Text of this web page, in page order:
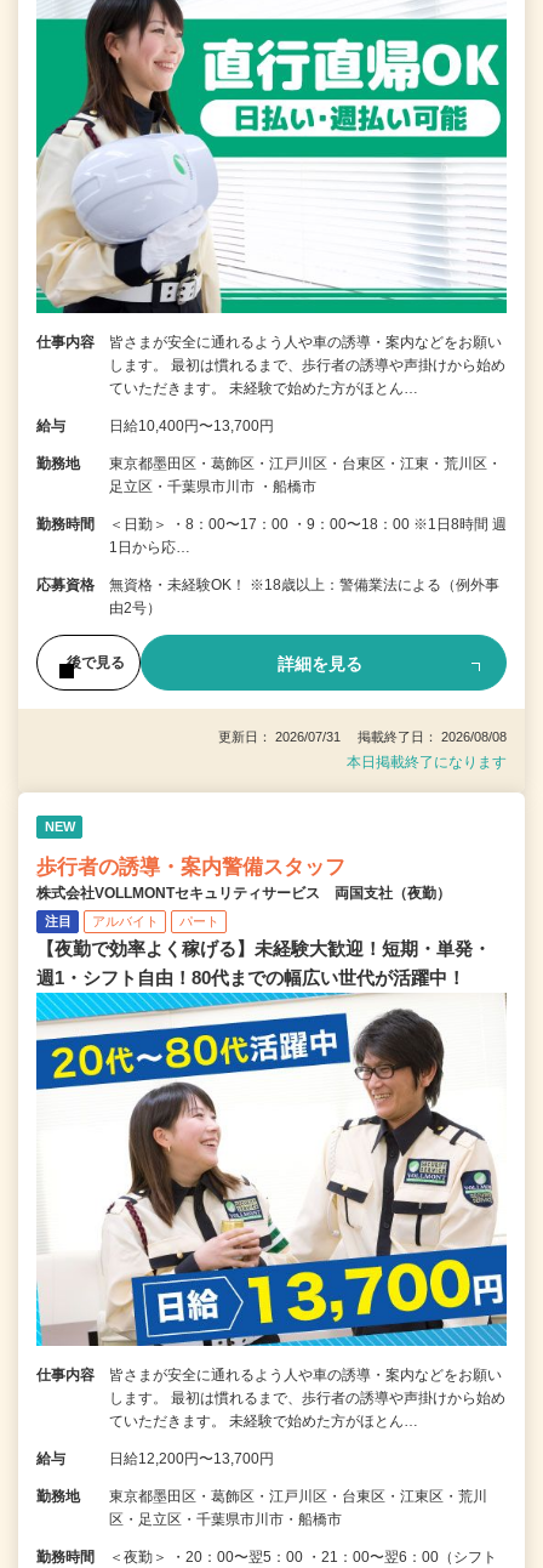
仕事内容
皆さまが安全に通れるよう人や車の誘導・案内などをお願い
します。 最初は慣れるまで、歩行者の誘導や声掛けから始め
ていただきます。 未経験で始めた方がほとん…
給与 日給10,400円〜13,700円
勤務地
東京都墨田区・葛飾区・江戸川区・台東区・江東・荒川区・
足立区・千葉県市川市 ・船橋市
勤務時間
＜日勤＞ ・8：00〜17：00 ・9：00〜18：00 ※1日8時間 週
1日から応…
応募資格
無資格・未経験OK！ ※18歳以上：警備業法による（例外事
由2号）
後で見る 詳細を見る
更新日： 2026/07/31 掲載終了日： 2026/08/08
本日掲載終了になります
NEW
歩行者の誘導・案内警備スタッフ
株式会社VOLLMONTセキュリティサービス 両国支社（夜勤）
注目 アルバイト パート
【夜勤で効率よく稼げる】未経験大歓迎！短期・単発・
週1・シフト自由！80代までの幅広い世代が活躍中！
仕事内容
皆さまが安全に通れるよう人や車の誘導・案内などをお願い
します。 最初は慣れるまで、歩行者の誘導や声掛けから始め
ていただきます。 未経験で始めた方がほとん…
給与 日給12,200円〜13,700円
勤務地
東京都墨田区・葛飾区・江戸川区・台東区・江東区・荒川
区・足立区・千葉県市川市・船橋市
勤務時間
＜夜勤＞ ・20：00〜翌5：00 ・21：00〜翌6：00（シフト